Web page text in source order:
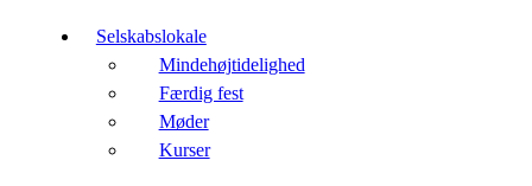
Selskabslokale
Mindehøjtidelighed
Færdig fest
Møder
Kurser